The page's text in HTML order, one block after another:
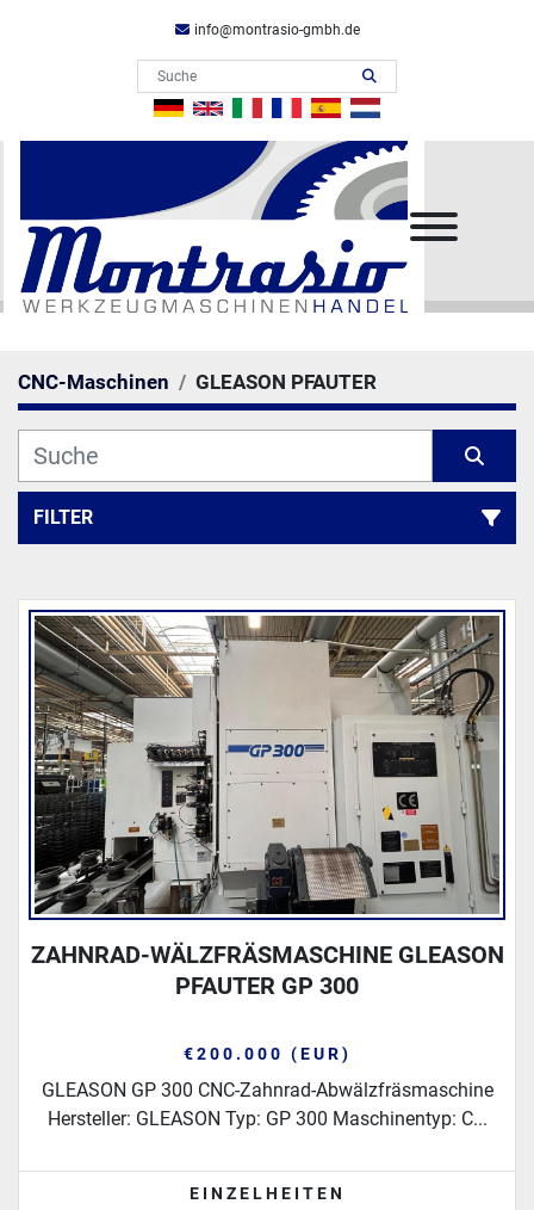
info@montrasio-gmbh.de
CNC-Maschinen GLEASON PFAUTER
FILTER
Sortieren nach
ZAHNRAD-WÄLZFRÄSMASCHINE GLEASON
PFAUTER GP 300
€200.000 (EUR)
GLEASON GP 300 CNC-Zahnrad-Abwälzfräsmaschine
Hersteller: GLEASON Typ: GP 300 Maschinentyp: C...
EINZELHEITEN